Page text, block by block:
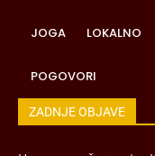
JOGA LOKALNO
POGOVORI
ZADNJE OBJAVE